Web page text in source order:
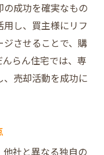
メリット
手順
売却
費を削減する方
ステップ
成功を確実なもの
用し、買主様にリフ
させることで、購
らん住宅では、専
売却活動を成功に